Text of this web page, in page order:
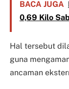
BACA JUGA
0,69 Kilo
Hal tersebut
guna
ancaman